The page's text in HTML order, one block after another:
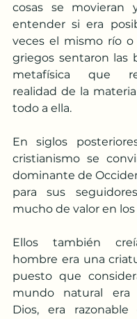
cosas se movieran
entender si era
veces el mismo río o
griegos sentaron las
metafísica que
realidad de la
todo a ella.
En siglos
cristianismo se
dominante de
para sus
mucho de valor en
Ellos también
hombre era una
puesto que
mundo natural era
Dios, era razonable